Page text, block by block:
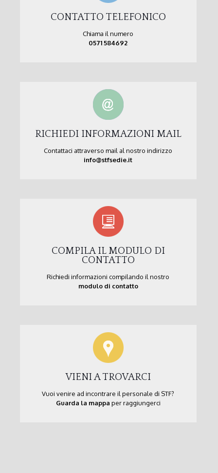
CONTATTO TELEFONICO
Chiama il numero
0571 584692
RICHIEDI INFORMAZIONI MAIL
Contattaci attraverso mail al nostro indirizzo
info@stfsedie.it
COMPILA IL MODULO DI
CONTATTO
Richiedi informazioni compilando il nostro
modulo di contatto
VIENI A TROVARCI
Vuoi venire ad incontrare il personale di STF?
Guarda la mappa per raggiungerci